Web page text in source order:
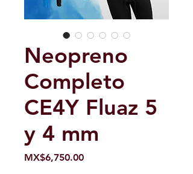
Neopreno
Completo
CE4Y Fluaz 5
y 4 mm
MX$6,750.00Price